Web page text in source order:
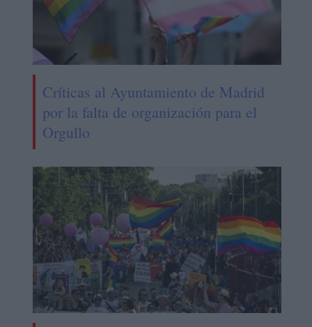
Críticas al Ayuntamiento de Madrid
por la falta de organización para el
Orgullo